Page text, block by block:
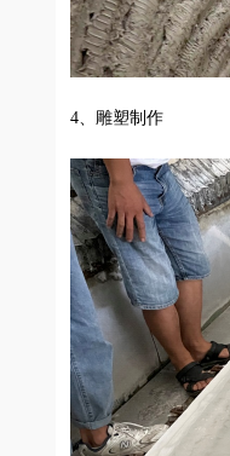
4、雕塑制作